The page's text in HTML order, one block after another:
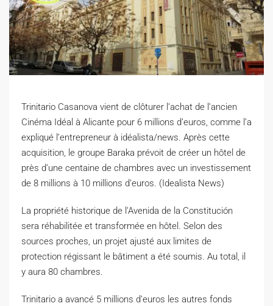
Trinitario Casanova vient de clôturer l’achat de l’ancien
Cinéma Idéal à Alicante pour 6 millions d’euros, comme l’a
expliqué l’entrepreneur à idéalista/news. Après cette
acquisition, le groupe Baraka prévoit de créer un hôtel de
près d’une centaine de chambres avec un investissement
de 8 millions à 10 millions d’euros. (Idealista News)
La propriété historique de l’Avenida de la Constitución
sera réhabilitée et transformée en hôtel. Selon des
sources proches, un projet ajusté aux limites de
protection régissant le bâtiment a été soumis. Au total, il
y aura 80 chambres.
Trinitario a avancé 5 millions d’euros les autres fonds